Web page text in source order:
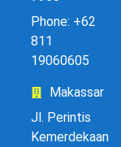
Phone: +62
811
19060605
Makassar
Jl. Perintis
Kemerdekaan